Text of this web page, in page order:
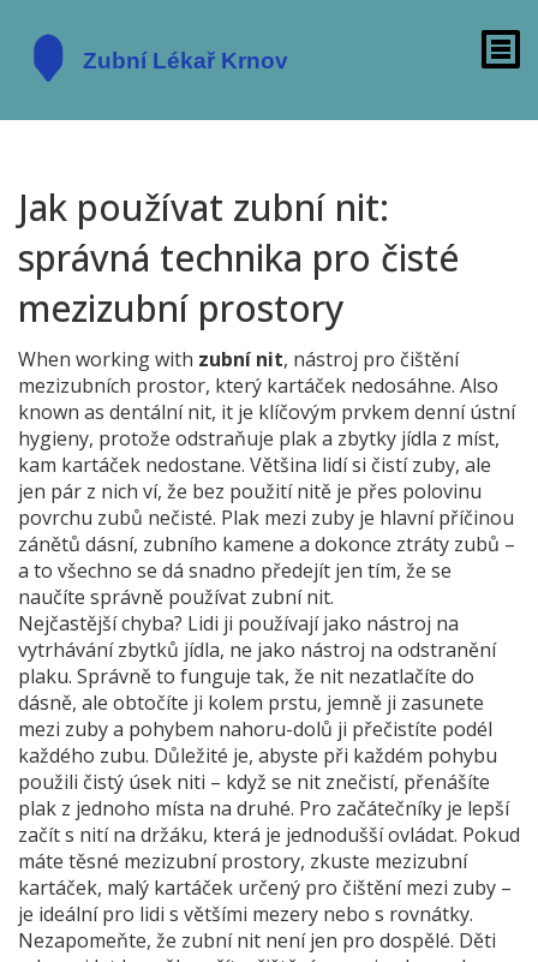
Jak používat zubní nit:
správná technika pro čisté
mezizubní prostory
When working with zubní nit, nástroj pro čištění
mezizubních prostor, který kartáček nedosáhne. Also
known as dentální nit, it je klíčovým prvkem denní ústní
hygieny, protože odstraňuje plak a zbytky jídla z míst,
kam kartáček nedostane. Většina lidí si čistí zuby, ale
jen pár z nich ví, že bez použití nitě je přes polovinu
povrchu zubů nečisté. Plak mezi zuby je hlavní příčinou
zánětů dásní, zubního kamene a dokonce ztráty zubů –
a to všechno se dá snadno předejít jen tím, že se
naučíte správně používat zubní nit.
Nejčastější chyba? Lidi ji používají jako nástroj na
vytrhávání zbytků jídla, ne jako nástroj na odstranění
plaku. Správně to funguje tak, že nit nezatlačíte do
dásně, ale obtočíte ji kolem prstu, jemně ji zasunete
mezi zuby a pohybem nahoru-dolů ji přečistíte podél
každého zubu. Důležité je, abyste při každém pohybu
použili čistý úsek niti – když se nit znečistí, přenášíte
plak z jednoho místa na druhé. Pro začátečníky je lepší
začít s nití na držáku, která je jednodušší ovládat. Pokud
máte těsné mezizubní prostory, zkuste mezizubní
kartáček, malý kartáček určený pro čištění mezi zuby –
je ideální pro lidi s většími mezery nebo s rovnátky.
Nezapomeňte, že zubní nit není jen pro dospělé. Děti